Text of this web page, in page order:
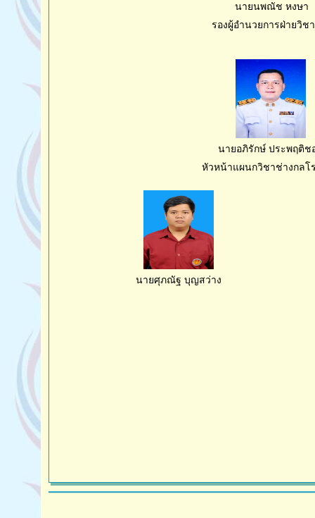
นายนพณัช หงษา
รองผู้อำนวยการฝ่ายวิช
นายอภิรักษ์ ประพฤติช
หัวหน้าแผนกวิชาช่างกลโ
นายศุภณัฐ บุญสว่าง